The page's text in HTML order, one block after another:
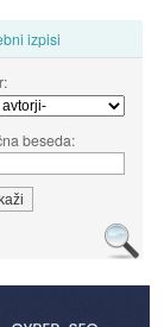
izpisi
beseda: